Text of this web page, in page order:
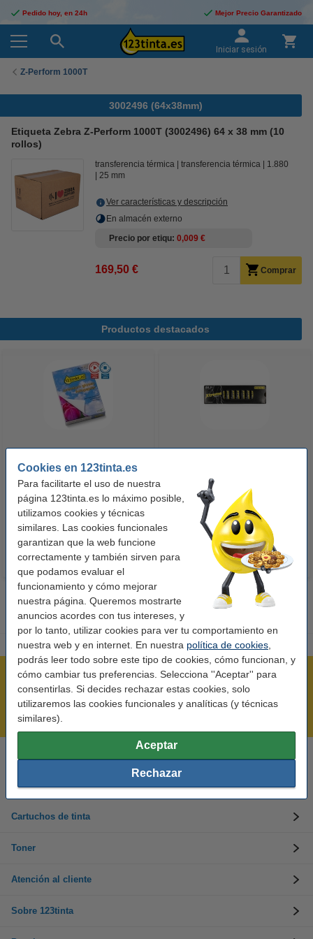
Cookies en 123tinta.es
Para facilitarte el uso de nuestra
página 123tinta.es lo máximo posible,
utilizamos cookies y técnicas
similares. Las cookies funcionales
garantizan que la web funcione
correctamente y también sirven para
que podamos evaluar el
funcionamiento y cómo mejorar
nuestra página. Queremos mostrarte
anuncios acordes con tus intereses, y
por lo tanto, utilizar cookies para ver tu comportamiento en
nuestra web y en internet. En nuestra política de cookies
podrás leer todo sobre este tipo de cookies, cómo funcionan, y
cómo cambiar tus preferencias. Selecciona ''Aceptar'' para
consentirlas. Si decides rechazar estas cookies, solo
utilizaremos las cookies funcionales y analíticas (y técnicas
similares).
Aceptar
Rechazar
Pedido hoy, en 24h Mejor Precio Garantizado
Iniciar sesión
Z-Perform 1000T
3002496 (64x38mm)
Etiqueta Zebra Z-Perform 1000T (3002496) 64 x 38 mm (10
rollos)
transferencia térmica transferencia térmica
1.880
25 mm
Ver características y descripción
En almacén externo
Precio por etiqu 0,009 €
169,50 € Comprar
Productos destacados
123tinta Papel fotográfico
10,50 € Incl. 21% IVA
Power AA - LR06 - MN1500 - 24
unidades
14,50 € Incl. 21% IVA
Rápido y sencillo
Mejor Precio Garantizado
En días laborables de 09:00 a 20:00.
Cartuchos de tinta
Toner
Atención al cliente
Sobre 123tinta